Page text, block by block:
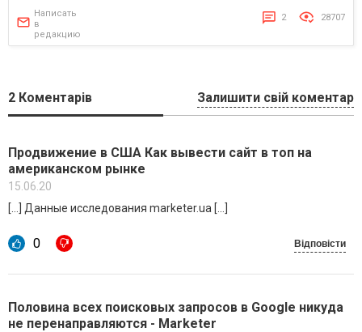
Написать
в
редакцию
2 28707
2 Коментарів Залишити свій коментар
Продвижение в США Как вывести сайт в топ на
американском рынке
15.06.20
[…] Данные исследования marketer.ua […]
0 Відповісти
Половина всех поисковых запросов в Google никуда
не перенаправляются - Marketer